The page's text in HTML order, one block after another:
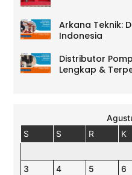
Arkana Teknik:
Indonesia
Distributor
Lengkap &
S
S R K
3
4 5 6